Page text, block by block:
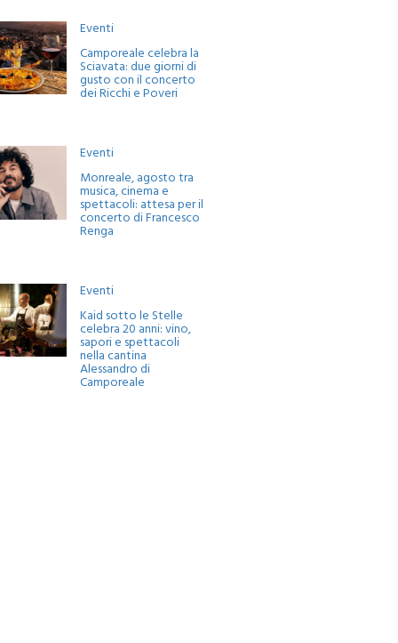
Eventi
Camporeale celebra la
Sciavata: due giorni di
gusto con il concerto
dei Ricchi e Poveri
Eventi
Monreale, agosto tra
musica, cinema e
spettacoli: attesa per il
concerto di Francesco
Renga
Eventi
Kaid sotto le Stelle
celebra 20 anni: vino,
sapori e spettacoli
nella cantina
Alessandro di
Camporeale